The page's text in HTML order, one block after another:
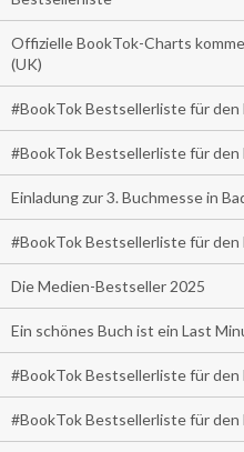
Offizielle BookTok-Charts
(UK)
#BookTok Bestsellerliste für den
#BookTok Bestsellerliste für den
Einladung zur 3. Buchmesse in
#BookTok Bestsellerliste für den
Die Medien-Bestseller 2025
Ein schönes Buch ist ein Last
#BookTok Bestsellerliste für den
#BookTok Bestsellerliste für